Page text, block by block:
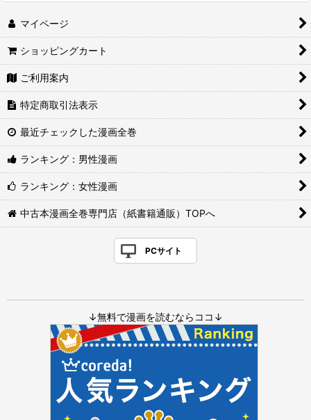
マイページ
ショッピングカート
ご利用案内
特定商取引法表示
最近チェックした漫画全巻
ランキング：男性漫画
ランキング：女性漫画
中古本漫画全巻専門店（紙書籍通販）TOPへ
PCサイト
↓無料で漫画を読むならココ↓